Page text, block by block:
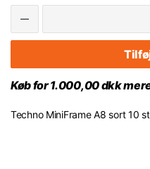
Køb for 1.000,00 dkk
Techno MiniFrame A8 sort 10